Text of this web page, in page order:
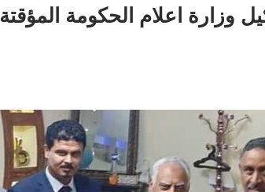
وزارة اعلام الحكومة المؤقتة